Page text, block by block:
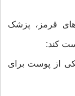
قرمز، پزشک
کند:
از پوست برای